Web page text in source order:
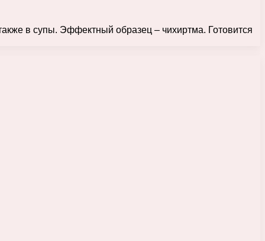
в супы. Эффектный образец – чихиртма. Готовится